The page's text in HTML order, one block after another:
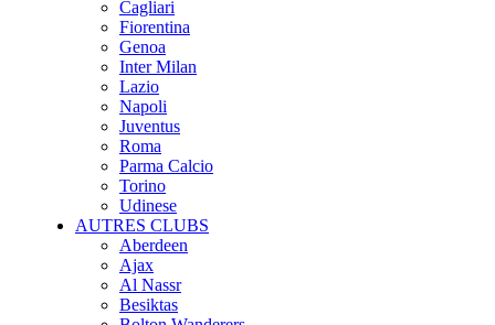
Cagliari
Fiorentina
Genoa
Inter Milan
Lazio
Napoli
Juventus
Roma
Parma Calcio
Torino
Udinese
AUTRES CLUBS
Aberdeen
Ajax
Al Nassr
Besiktas